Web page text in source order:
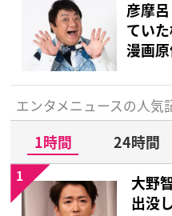
彦摩
てい
漫画
エンタメニュースの人気
1時間 24時間
大野
出没
1